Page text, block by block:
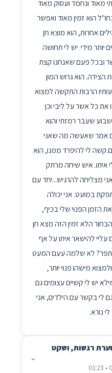
מאוד ונחמד ועסוק מאוד
הוא זמין מאוד ואפשר
אחרות, הוא מוצא חן
יותר מידי. יש לי תחושה
ובכל פעם שאנחנו קצת
הצידה. הוא גרוש המון
הרבות התקשה למצוא
את כל אשר על ליבי וכן
שעבר רמזתי והוא
אמר שאעשה מה שאני
לי להיפרד ממנו, הוא
איתו. איש שיחה מרתק
מצליחה להרגיש...יחד עם
במועט. אני יכולה
הזמן הפנוי שלי בכיף,
הבחור הלא זמין הזה מצא חן
להישאר איתו על אף
לא שלמה עעם המעט
מישהו פנוי יותר,
יש לי קשיים עצומים גם
לי בקשר עם הילדים, אני
נורא.
רגשות, ושקט
⌄